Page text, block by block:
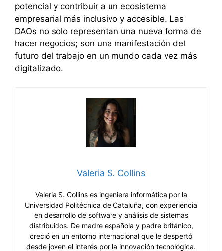
potencial y contribuir a un ecosistema
empresarial más inclusivo y accesible. Las
DAOs no solo representan una nueva forma de
hacer negocios; son una manifestación del
futuro del trabajo en un mundo cada vez más
digitalizado.
Valeria S. Collins
Valeria S. Collins es ingeniera informática por la
Universidad Politécnica de Cataluña, con experiencia
en desarrollo de software y análisis de sistemas
distribuidos. De madre española y padre británico,
creció en un entorno internacional que le despertó
desde joven el interés por la innovación tecnológica.